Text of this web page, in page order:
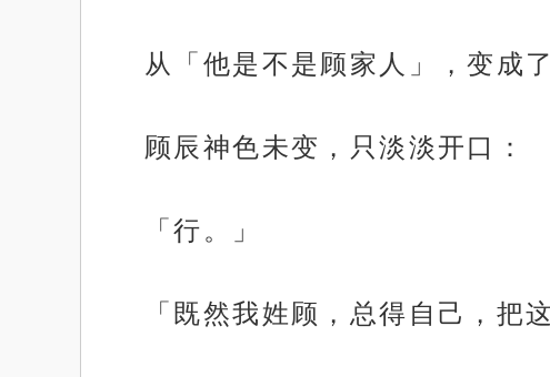
从「他是不是顾家人」，变
顾辰神色未变，只淡淡开口：
「行。」
「既然我姓顾，总得自己，把